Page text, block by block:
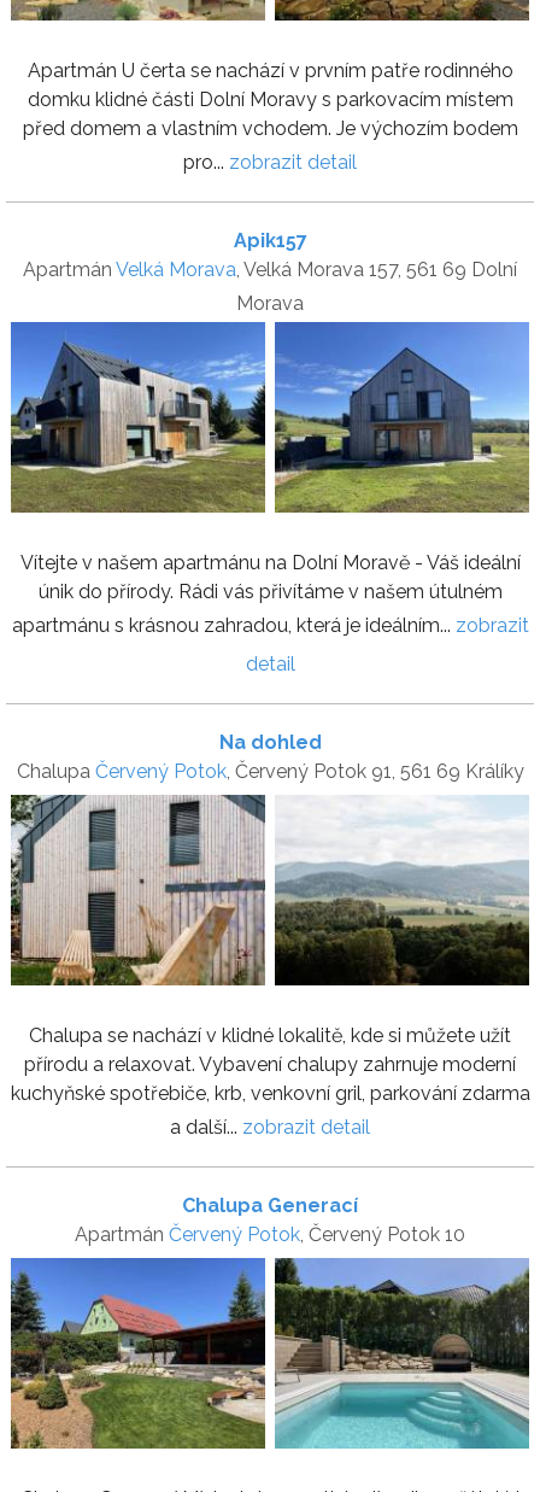
Apartmán U čerta se nachází v prvním patře rodinného
domku klidné části Dolní Moravy s parkovacím místem
před domem a vlastním vchodem. Je výchozím bodem
pro... zobrazit detail
Apik157
Apartmán Velká Morava , Velká Morava 157, 561 69 Dolní
Morava
Vítejte v našem apartmánu na Dolní Moravě - Váš ideální
únik do přírody. Rádi vás přivítáme v našem útulném
apartmánu s krásnou zahradou, která je ideálním... zobrazit
detail
Na dohled
Chalupa Červený Potok, Červený Potok 91, 561 69 Králíky
Chalupa se nachází v klidné lokalitě, kde si můžete užít
přírodu a relaxovat. Vybavení chalupy zahrnuje moderní
kuchyňské spotřebiče, krb, venkovní gril, parkování zdarma
a další... zobrazit detail
Chalupa Generací
Apartmán Červený Potok, Červený Potok 10